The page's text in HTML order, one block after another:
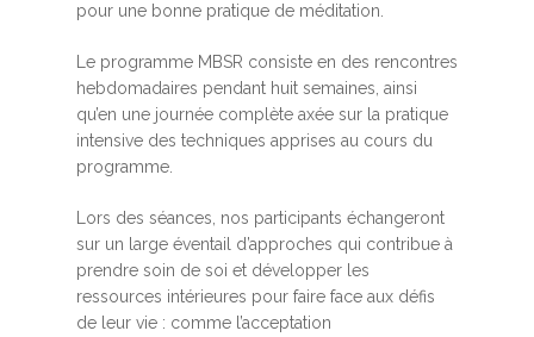
pour une bonne pratique de méditation.
Le programme MBSR consiste en des rencontres
hebdomadaires pendant huit semaines, ainsi
qu’en une journée complète axée sur la pratique
intensive des techniques apprises au cours du
programme.
Lors des séances, nos participants échangeront
sur un large éventail d’approches qui contribue à
prendre soin de soi et développer les
ressources intérieures pour faire face aux défis
de leur vie : comme l’acceptation